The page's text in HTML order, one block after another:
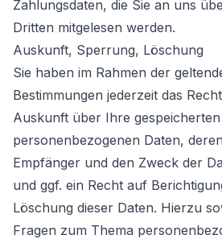
Zahlungsdaten, die Sie an uns
Dritten mitgelesen werden.
Auskunft, Sperrung, Löschung
Sie haben im Rahmen der
Bestimmungen jederzeit das
Auskunft über Ihre gespeicherten
personenbezogenen Daten,
Empfänger und den Zweck der
und ggf. ein Recht auf
Löschung dieser Daten. Hierzu
Fragen zum Thema